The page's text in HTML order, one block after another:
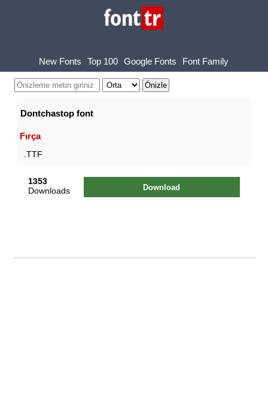
New Fonts Top 100 Google Fonts Font Family
Dontchastop font
Fırça
.TTF
1353
Downloads
Download